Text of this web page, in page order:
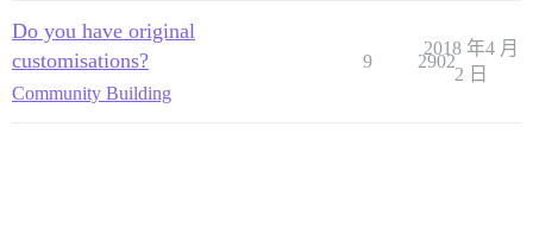
Do you have original
customisations?
Community Building
9 2902
2018 年4 月
2 日